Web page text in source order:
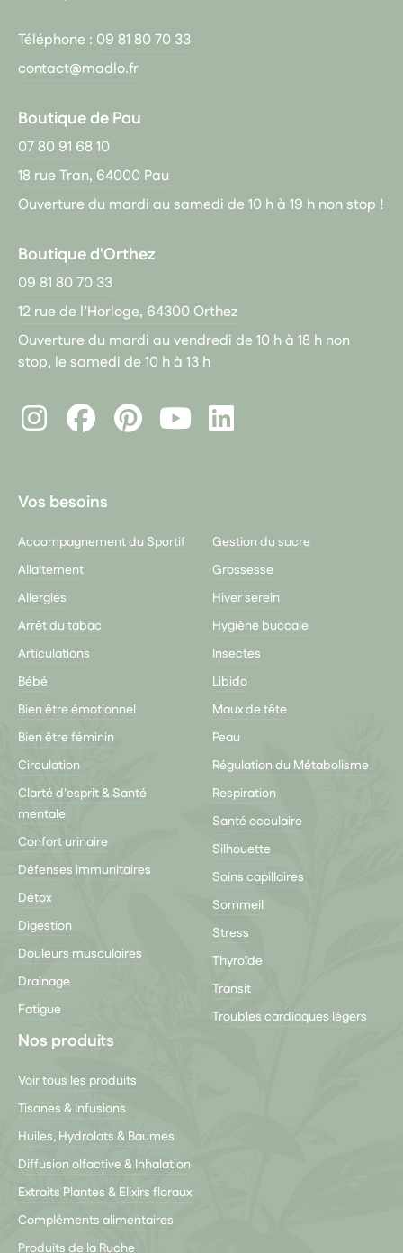
Téléphone : 09 81 80 70 33
contact@madlo.fr
Boutique de Pau
07 80 91 68 10
18 rue Tran, 64000 Pau
Ouverture du mardi au samedi de 10 h à 19 h non stop !
Boutique d'Orthez
09 81 80 70 33
12 rue de l’Horloge, 64300 Orthez
Ouverture du mardi au vendredi de 10 h à 18 h non
stop, le samedi de 10 h à 13 h
InstagramFacebookPinterest
LinkedIn
Vos besoins
Accompagnement du Sportif
Allaitement
Allergies
Arrêt du tabac
Articulations
Bébé
Bien être émotionnel
Bien être féminin
Circulation
Clarté d'esprit & Santé
mentale
Confort urinaire
Défenses immunitaires
Détox
Digestion
Douleurs musculaires
Drainage
Fatigue
Gestion du sucre
Grossesse
Hiver serein
Hygiène buccale
Insectes
Libido
Maux de tête
Peau
Régulation du Métabolisme
Respiration
Santé occulaire
Silhouette
Soins capillaires
Sommeil
Stress
Thyroïde
Transit
Troubles cardiaques légers
Nos produits
Voir tous les produits
Tisanes & Infusions
Huiles, Hydrolats & Baumes
Diffusion olfactive & Inhalation
Extraits Plantes & Elixirs floraux
Compléments alimentaires
Produits de la Ruche